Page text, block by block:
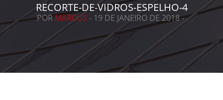
RECORTE-DE-VIDROS-ESPELHO-4
PORMARCUS - 19 DE JANEIRO DE 2018 -